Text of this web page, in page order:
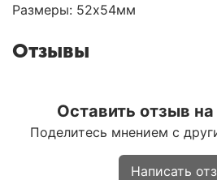
Размеры: 52х54мм
Отзывы
Оставить отзыв на
Поделитесь мнением с
Написать